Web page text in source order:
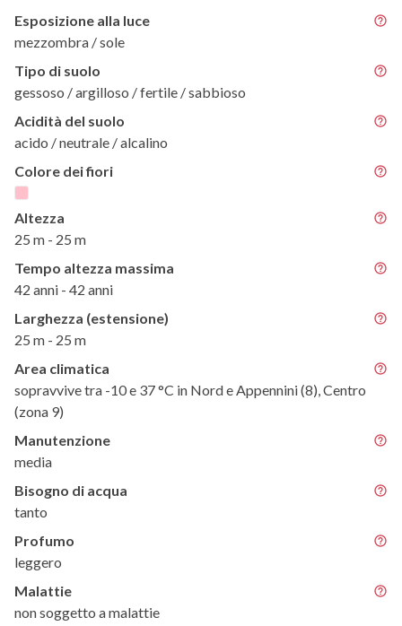
Esposizione alla luce
mezzombra / sole
Tipo di suolo
gessoso / argilloso / fertile / sabbioso
Acidità del suolo
acido / neutrale / alcalino
Colore dei fiori
Altezza
25 m - 25 m
Tempo altezza massima
42 anni - 42 anni
Larghezza (estensione)
25 m - 25 m
Area climatica
sopravvive tra -10 e 37 °C in Nord e Appennini (8), Centro
(zona 9)
Manutenzione
media
Bisogno di acqua
tanto
Profumo
leggero
Malattie
non soggetto a malattie